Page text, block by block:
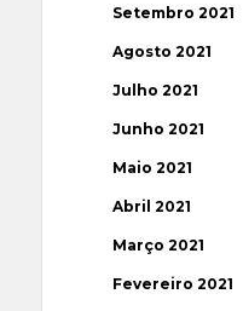
Setembro 2021
Agosto 2021
Julho 2021
Junho 2021
Maio 2021
Abril 2021
Março 2021
Fevereiro 2021